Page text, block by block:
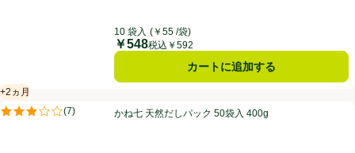
10 袋入 (￥55 /袋)
価格
￥548税込￥592
カートに追加する
かね七 天然だしパック 50袋入 400g
+2ヵ月
賞味・消費期限保証：2ヵ月
(7)
評価は7件のレビューで5点中3.1点。かね七 天然だしパック 50袋入 400g